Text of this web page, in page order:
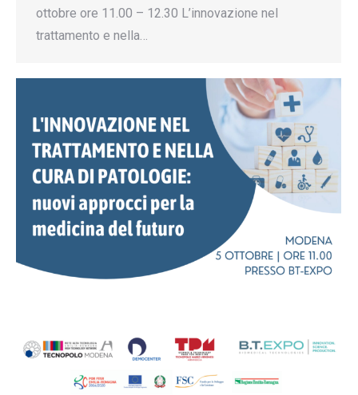
ottobre ore 11.00 – 12.30 L’innovazione nel
trattamento e nella…